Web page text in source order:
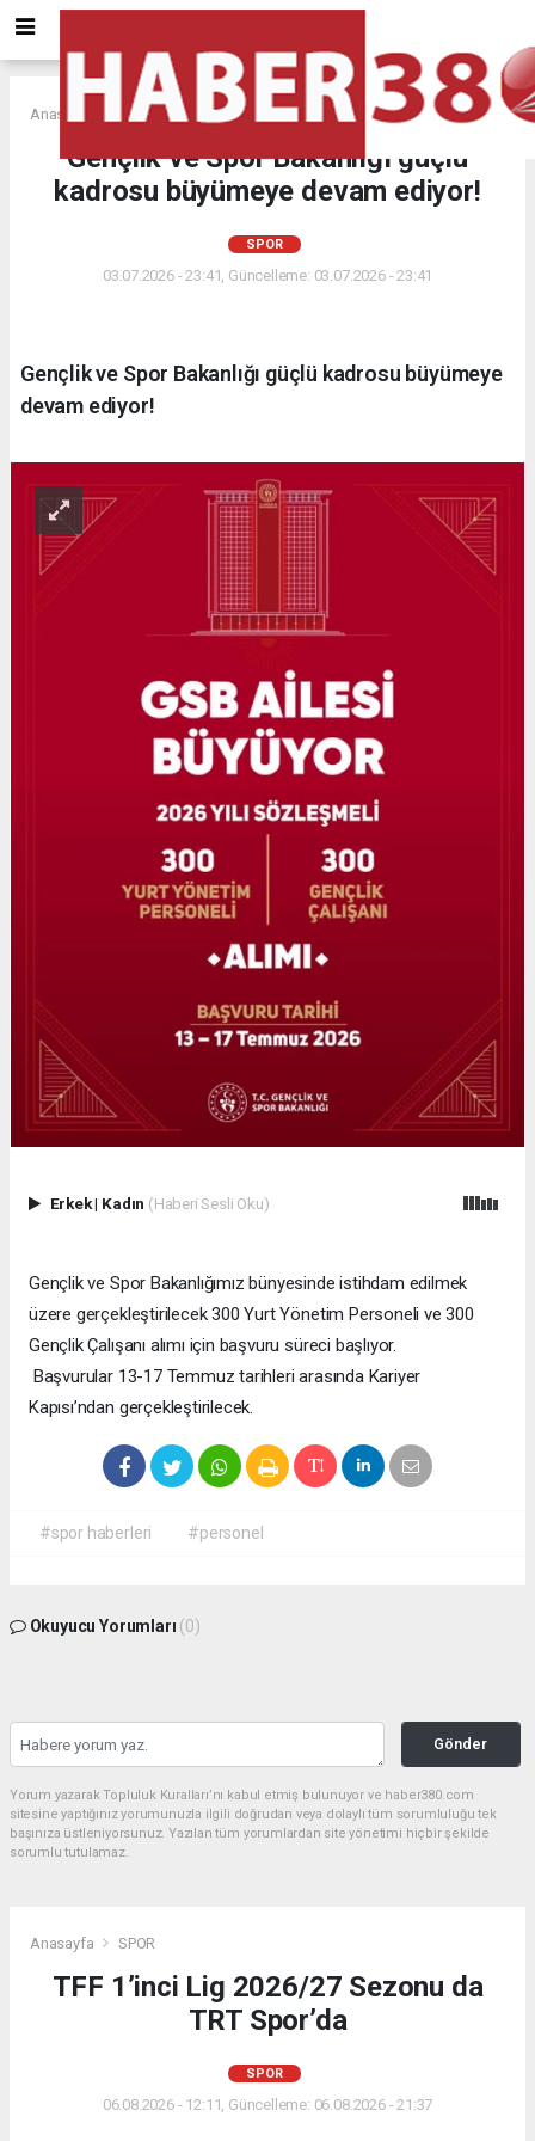
Anasayfa SPOR
Gençlik ve Spor Bakanlığı güçlü
kadrosu büyümeye devam ediyor!
SPOR
03.07.2026 - 23:41, Güncelleme: 03.07.2026 - 23:41
Gençlik ve Spor Bakanlığı güçlü kadrosu büyümeye
devam ediyor!
Erkek| Kadın (Haberi Sesli Oku)
Gençlik ve Spor Bakanlığımız bünyesinde istihdam edilmek
üzere gerçekleştirilecek 300 Yurt Yönetim Personeli ve 300
Gençlik Çalışanı alımı için başvuru süreci başlıyor.
Başvurular 13-17 Temmuz tarihleri arasında Kariyer
Kapısı’ndan gerçekleştirilecek.
#spor haberleri #personel
Okuyucu Yorumları (0)
Gönder
Yorum yazarak Topluluk Kuralları’nı kabul etmiş bulunuyor ve haber380.com
sitesine yaptığınız yorumunuzla ilgili doğrudan veya dolaylı tüm sorumluluğu tek
başınıza üstleniyorsunuz. Yazılan tüm yorumlardan site yönetimi hiçbir şekilde
sorumlu tutulamaz.
Anasayfa SPOR
TFF 1’inci Lig 2026/27 Sezonu da
TRT Spor’da
SPOR
06.08.2026 - 12:11, Güncelleme: 06.08.2026 - 21:37